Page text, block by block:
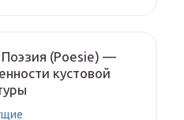
Поэзия (Poesie) —
кустовой